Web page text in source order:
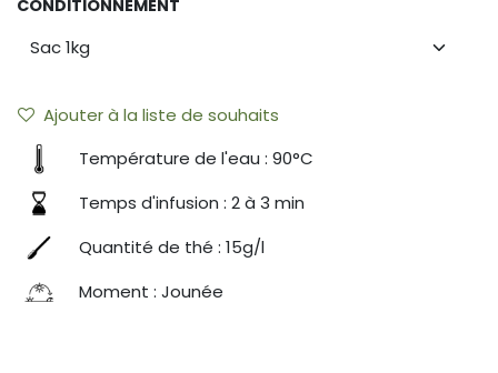
CONDITIONNEMENT
Ajouter à la liste de souhaits
Température de l'eau : 90°C
Temps d'infusion : 2 à 3 min
Quantité de thé : 15g/l
Moment : Jounée